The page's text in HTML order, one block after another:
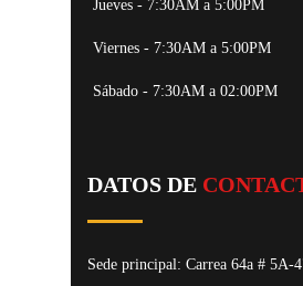
Jueves - 7:30AM a 5:00PM
Viernes - 7:30AM a 5:00PM
Sábado - 7:30AM a 02:00PM
DATOS DE
Sede principal: Carrea 64a # 5A-